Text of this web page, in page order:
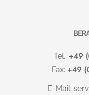
Tel.: +49
Fax: +49
E-Mail: